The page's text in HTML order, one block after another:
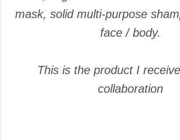
mask, solid multi-purpose
face / body.
This is the product I
collaboration